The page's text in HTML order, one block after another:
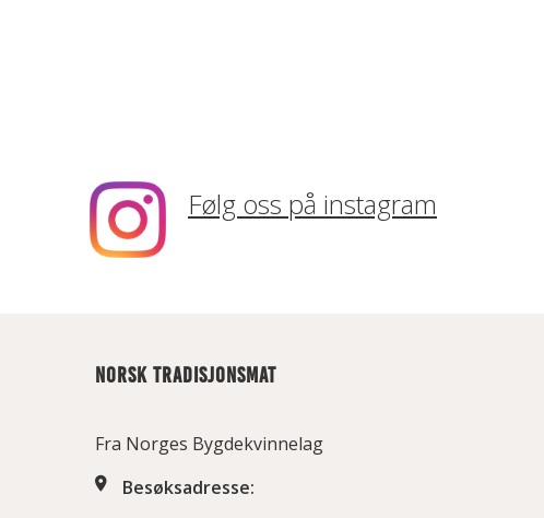
Følg oss på instagram
NORSK TRADISJONSMAT
Fra Norges Bygdekvinnelag
Besøksadresse: